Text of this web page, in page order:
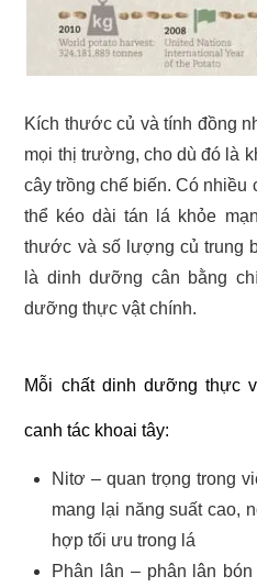
Kích thước củ và tính đồng
mọi thị trường, cho dù đó là
cây trồng chế biến. Có
thể kéo dài tán lá khỏe
thước và số lượng củ trung
là dinh dưỡng cân bằng
dưỡng thực vật chính.
Mỗi chất dinh dưỡng thực
canh tác khoai tây:
Nitơ – quan trọng trong
mang lại năng suất cao,
hợp tối ưu trong lá
Phân lân – phân lân